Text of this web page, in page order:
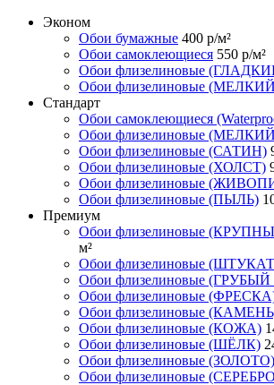
Эконом
Обои бумажные 400 р/м²
Обои самоклеющиеся 550 р/м²
Обои флизелиновые
Обои флизелиновые
Стандарт
Обои самоклеющиеся
Обои флизелиновые
Обои флизелиновые (САТИН)
Обои флизелиновые (ХОЛСТ)
Обои флизелиновые
Обои флизелиновые (ПЫЛЬ)
Премиум
Обои флизелиновые
м²
Обои флизелиновые
Обои флизелиновые
Обои флизелиновые
Обои флизелиновые
Обои флизелиновые (КОЖА)
Обои флизелиновые (ШЁЛК)
Обои флизелиновые (ЗОЛОТО)
Обои флизелиновые